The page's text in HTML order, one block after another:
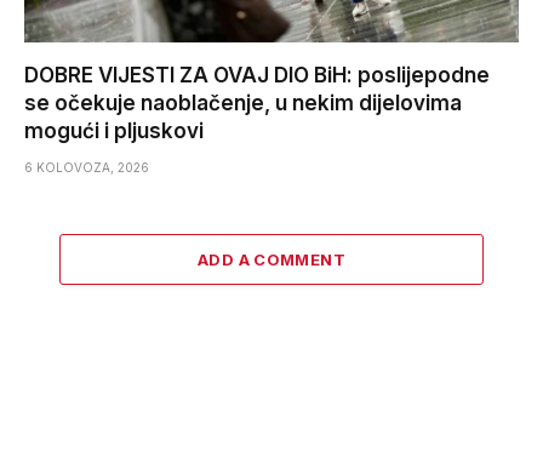
DOBRE VIJESTI ZA OVAJ DIO BiH: poslijepodne
se očekuje naoblačenje, u nekim dijelovima
mogući i pljuskovi
6 KOLOVOZA, 2026
ADD A COMMENT